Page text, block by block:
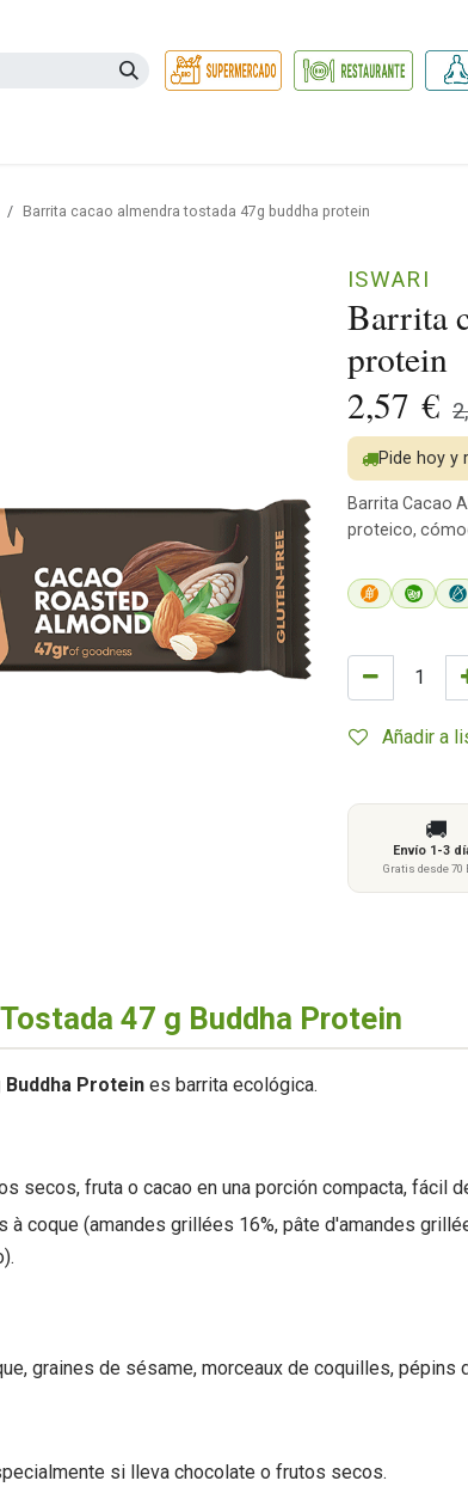
Barrita cacao almendra tostada 47g buddha protein
Barrita
protein
ISWARI
2,57 €
Añadir a
Pide hoy y
Barrita Cacao
proteico,
🚚
Envío 1-3
Gratis desde 70
47 g Buddha Protein
Protein es barrita ecológica.
secos, fruta o cacao en una porción compacta, fácil
à coque (amandes grillées 16%, pâte d'amandes
graines de sésame, morceaux de coquilles, pépins
si lleva chocolate o frutos secos.